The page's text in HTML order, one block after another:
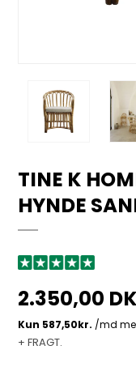
TINE K
HYNDE
2.350,00
+ FRAGT.